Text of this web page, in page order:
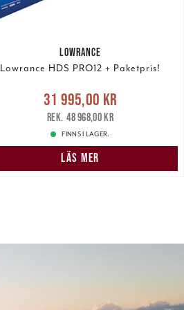
LOWRANCE
Lowrance HDS PRO12 + Paketpris!
Nuvarande pris
31 995,00 krTidigare pris
48 968,00 kr
31 995,00 kr
48 968,00 kr
FINNS I LAGER.
LÄS MER